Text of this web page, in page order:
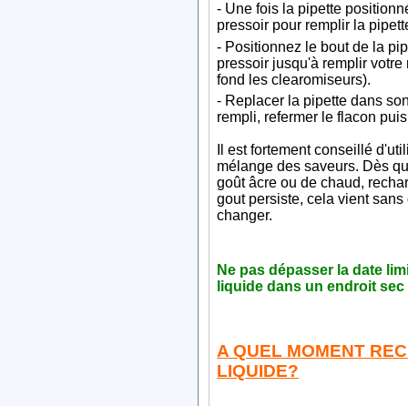
- Une fois la pipette
pressoir pour remplir la
- Positionnez le bout de la
pressoir jusqu'à remplir
fond les clearomiseurs).
- Replacer la pipette dans
rempli, refermer le flacon
Il est fortement conseillé
mélange des saveurs. Dès
goût âcre ou de chaud,
gout persiste, cela vient
changer.
Ne pas dépasser la date
liquide dans un endroit sec
A QUEL MOMENT
LIQUIDE?